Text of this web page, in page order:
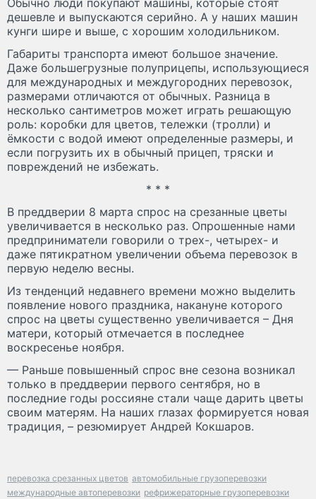
Обычно люди покупают машины, которые стоят
дешевле и выпускаются серийно. А у наших машин
кунги шире и выше, с хорошим холодильником.
Габариты транспорта имеют большое значение.
Даже большегрузные полуприцепы, использующиеся
для международных и междугородних перевозок,
размерами отличаются от обычных. Разница в
несколько сантиметров может играть решающую
роль: коробки для цветов, тележки (тролли) и
ёмкости с водой имеют определенные размеры, и
если погрузить их в обычный прицеп, тряски и
повреждений не избежать.
* * *
В преддверии 8 марта спрос на срезанные цветы
увеличивается в несколько раз. Опрошенные нами
предприниматели говорили о трех-, четырех- и
даже пятикратном увеличении объема перевозок в
первую неделю весны.
Из тенденций недавнего времени можно выделить
появление нового праздника, накануне которого
спрос на цветы существенно увеличивается – Дня
матери, который отмечается в последнее
воскресенье ноября.
— Раньше повышенный спрос вне сезона возникал
только в преддверии первого сентября, но в
последние годы россияне стали чаще дарить цветы
своим матерям. На наших глазах формируется новая
традиция, – резюмирует Андрей Кокшаров.
перевозка срезанных цветов автомобильные грузоперевозки
международные автоперевозки рефрижераторные грузоперевозки